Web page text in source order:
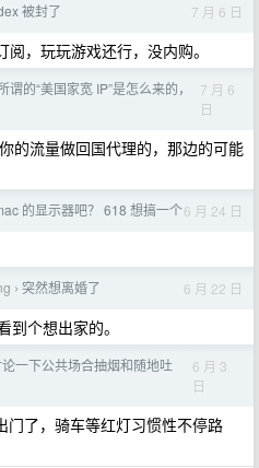
被封了 7 月 6 日
，玩玩游戏还行，没内购。
谓的“美国家宽 IP”是怎么来的，
7 月 6
日
的流量做回国代理的，那边的可能
的显示器吧？ 618 想搞一个6 月 24 日
› 突然想离婚了 6 月 22 日
个想出家的。
一下公共场合抽烟和随地吐
6 月 3
日
门了，骑车等红灯习惯性不停路